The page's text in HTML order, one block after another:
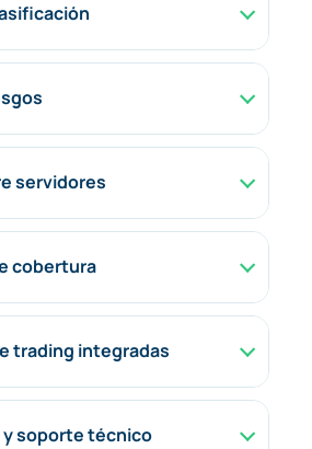
servidores
cobertura
trading integradas
soporte técnico